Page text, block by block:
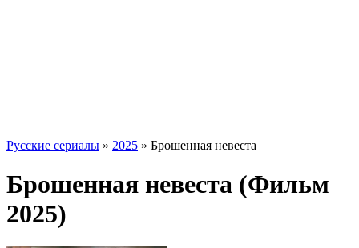
Русские сериалы » 2025 » Брошенная невеста
Брошенная невеста (Фильм
2025)